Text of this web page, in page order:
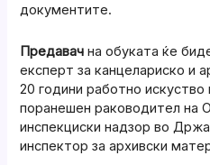
документите.
Предавачна обуката ќе
експерт за канцелариско и
20 години работно искуство
поранешен раководител на
инспекциски надзор во
инспектор за архивски